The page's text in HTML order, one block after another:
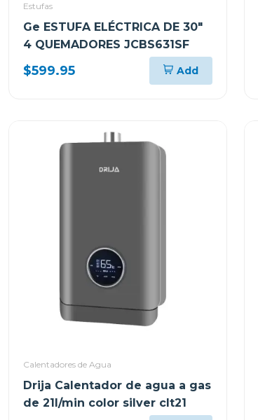
Estufas
Ge ESTUFA ELÉCTRICA DE 30"
4 QUEMADORES JCBS631SF
$599.95 Add
Calentadores de Agua
Drija Calentador de agua a gas
de 21l/min color silver clt21